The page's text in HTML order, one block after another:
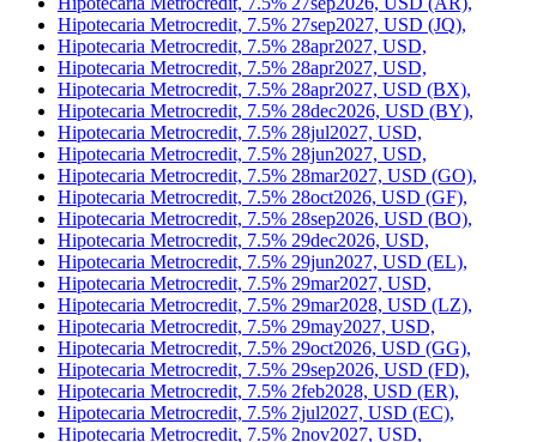
Hipotecaria Metrocredit, 7.5% 27may2027, USD,
Hipotecaria Metrocredit, 7.5% 27nov2027, USD (IS),
Hipotecaria Metrocredit, 7.5% 27oct2026, USD (FA),
Hipotecaria Metrocredit, 7.5% 27sep2026, USD (AR),
Hipotecaria Metrocredit, 7.5% 27sep2027, USD (JQ),
Hipotecaria Metrocredit, 7.5% 28apr2027, USD,
Hipotecaria Metrocredit, 7.5% 28apr2027, USD,
Hipotecaria Metrocredit, 7.5% 28apr2027, USD (BX),
Hipotecaria Metrocredit, 7.5% 28dec2026, USD (BY),
Hipotecaria Metrocredit, 7.5% 28jul2027, USD,
Hipotecaria Metrocredit, 7.5% 28jun2027, USD,
Hipotecaria Metrocredit, 7.5% 28mar2027, USD (GO),
Hipotecaria Metrocredit, 7.5% 28oct2026, USD (GF),
Hipotecaria Metrocredit, 7.5% 28sep2026, USD (BO),
Hipotecaria Metrocredit, 7.5% 29dec2026, USD,
Hipotecaria Metrocredit, 7.5% 29jun2027, USD (EL),
Hipotecaria Metrocredit, 7.5% 29mar2027, USD,
Hipotecaria Metrocredit, 7.5% 29mar2028, USD (LZ),
Hipotecaria Metrocredit, 7.5% 29may2027, USD,
Hipotecaria Metrocredit, 7.5% 29oct2026, USD (GG),